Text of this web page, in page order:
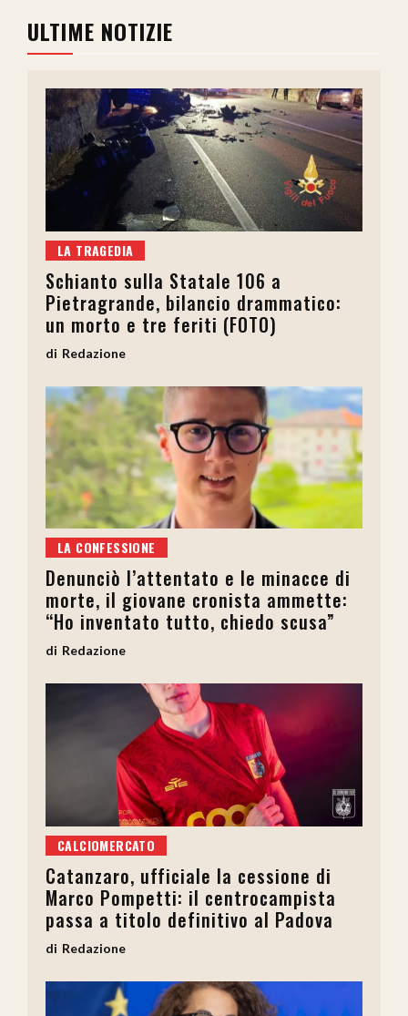
ULTIME NOTIZIE
LA TRAGEDIA
Schianto sulla Statale 106 a
Pietragrande, bilancio drammatico:
un morto e tre feriti (FOTO)
Redazione
LA CONFESSIONE
Denunciò l’attentato e le minacce di
morte, il giovane cronista ammette:
“Ho inventato tutto, chiedo scusa”
Redazione
CALCIOMERCATO
Catanzaro, ufficiale la cessione di
Marco Pompetti: il centrocampista
passa a titolo definitivo al Padova
Redazione